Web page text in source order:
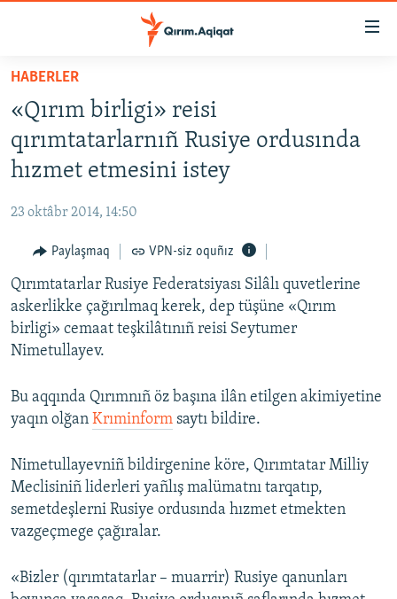
Esas
qaytmaq
Baş
navigatsiyağa
qaytmaq
Qıdıruvğa
SİYASET
İQTİSADİYAT
MEDENİYET
İNSAN AQLARI
VİDEO
SÜRET
BLOGLAR
Русский
Українською
QOŞULIÑIZ!
RFE/RS bütün saytları
HABERLER
«Qırım birligi» reisi
qırımtatarlarnıñ Rusiye ordusında
hızmet etmesini istey
23 oktâbr 2014, 14:50
Paylaşmaq VPN-siz oquñız
Qırımtatarlar Rusiye Federatsiyası Silâlı quvetlerine
askerlikke çağırılmaq kerek, dep tüşüne «Qırım
birligi» cemaat teşkilâtınıñ reisi Seytumer
Nimetullayev.
Bu aqqında Qırımnıñ öz başına ilân etilgen akimiyetine
yaqın olğan Krıminform saytı bildire.
Nimetullayevniñ bildirgenine köre, Qırımtatar Milliy
Meclisiniñ liderleri yañlış malümatnı tarqatıp,
semetdeşlerni Rusiye ordusında hızmet etmekten
vazgeçmege çağıralar.
«Bizler (qırımtatarlar – muarrir) Rusiye qanunları